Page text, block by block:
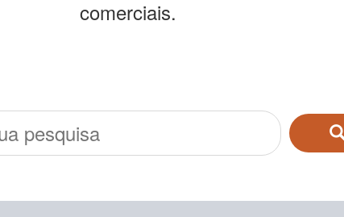
comerciais.